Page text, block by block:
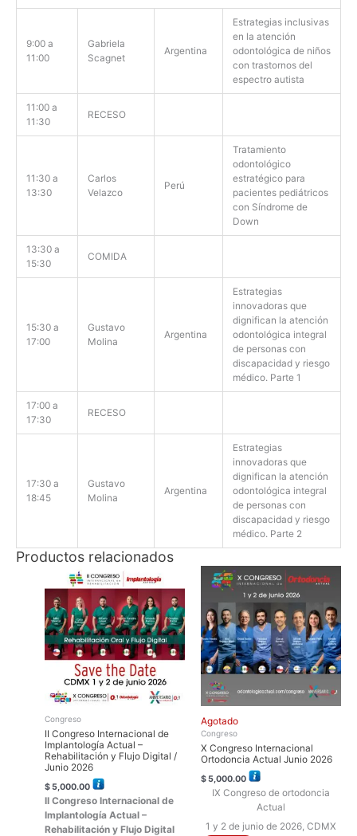
9:00 a
11:00
Gabriela
Scagnet
Argentina
Estrategias inclusivas
en la atención
odontológica de niños
con trastornos del
espectro autista
11:00 a
11:30
RECESO
11:30 a
13:30
Carlos
Velazco
Perú
Tratamiento
odontológico
estratégico para
pacientes pediátricos
con Síndrome de
Down
13:30 a
15:30
COMIDA
15:30 a
17:00
Gustavo
Molina
Argentina
Estrategias
innovadoras que
dignifican la atención
odontológica integral
de personas con
discapacidad y riesgo
médico. Parte 1
17:00 a
17:30
RECESO
17:30 a
18:45
Gustavo
Molina
Argentina
Estrategias
innovadoras que
dignifican la atención
odontológica integral
de personas con
discapacidad y riesgo
médico. Parte 2
Productos relacionados
Congreso
II Congreso Internacional de
Implantología Actual –
Rehabilitación y Flujo Digital /
Junio 2026
$5,000.00
II Congreso Internacional de
Implantología Actual –
Rehabilitación y Flujo Digital
Agotado
Congreso
X Congreso Internacional
Ortodoncia Actual Junio 2026
$5,000.00
IX Congreso de ortodoncia
Actual
1 y 2 de junio de 2026, CDMX